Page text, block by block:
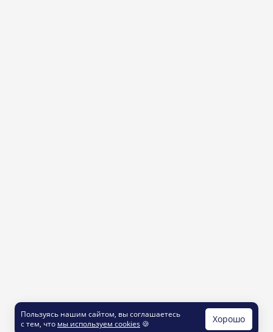
Пользуясь нашим сайтом, вы соглашаетесь
с тем, что мы используем cookies 🍪 Хорошо